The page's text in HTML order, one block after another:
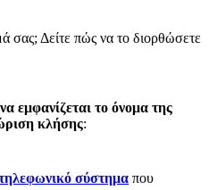
σας; Δείτε πώς να το διορθώσετε
εμφανίζεται το όνομα της
κλήσης:
σύστημα που